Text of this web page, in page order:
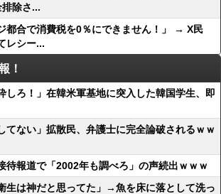
除さ...
都合で消費税を0％にできません！」 → X民
レシー...
！
しろ！」在韓米軍基地に突入した韓国学生、即
てない」拡散民、弁護士に完全論破されるｗｗ
待報道で「2002年も調べろ」の声続出ｗｗｗ
生は神だと思ってた」→魚を床に落として洗っ